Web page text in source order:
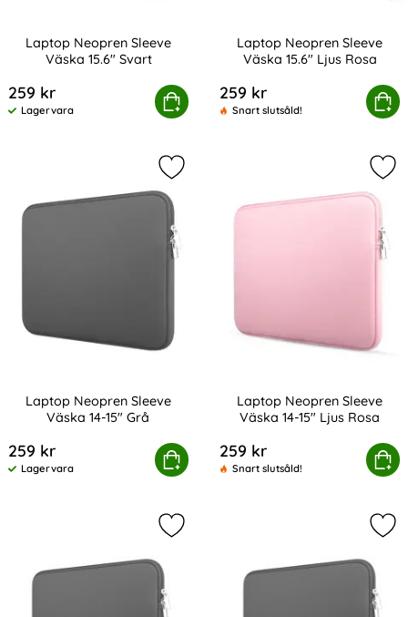
Laptop Neopren Sleeve
Väska 15.6" Svart
259 kr
Tillgänglighet:
Lagervara
Köp
Laptop Neopren Sleeve Väska 15.6" Svart
Laptop Neopren Sleeve
Väska 15.6" Ljus Rosa
259 kr
Snart slutsåld!
Köp
Laptop Neopren Sleeve
Laptop Neopren Sleeve
Väska 14-15" Grå
259 kr
Tillgänglighet:
Lagervara
Köp
Laptop Neopren Sleeve Väska 14-15" Grå
Markera laptop Neopren Sleeve
Laptop Neopren Sleeve
Väska 14-15" Ljus Rosa
259 kr
Snart slutsåld!
Köp
Laptop Neopren Sleeve
Markera laptop Neopren Sleeve